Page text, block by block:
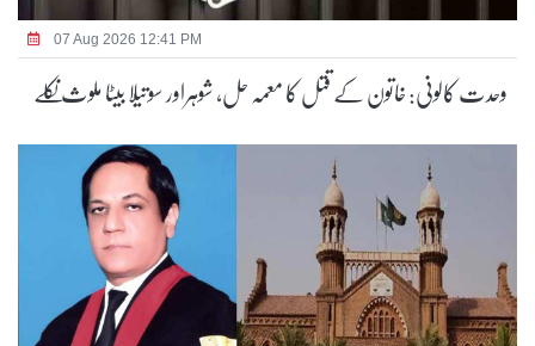
07 Aug 2026 12:41 PM
وحدت کالونی: خاتون کے قتل کا معمہ حل، شوہراور سوتیلا بیٹا ملوث نکلے